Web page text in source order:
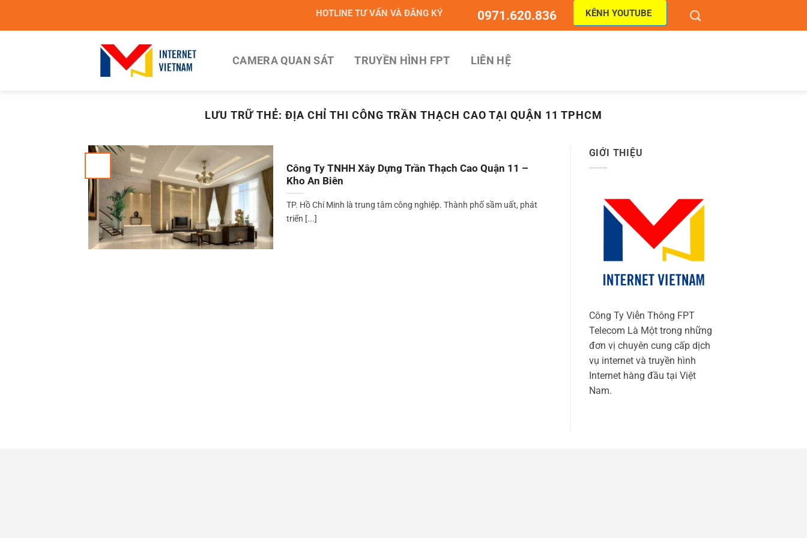
HOTLINE TƯ VẤN VÀ ĐĂNG KÝ 0971.620.836 KÊNH YOUTUBE
CAMERA QUAN SÁT TRUYỀN HÌNH FPT LIÊN HỆ
LƯU TRỮ THẺ: ĐỊA CHỈ THI CÔNG TRẦN THẠCH CAO TẠI QUẬN 11 TPHCM
Công Ty TNHH Xây Dựng Trần Thạch Cao Quận 11 –
Kho An Biên
TP. Hồ Chí Minh là trung tâm công nghiệp. Thành phố sầm uất, phát
triển [...]
GIỚI THIỆU
Công Ty Viễn Thông FPT
Telecom Là Một trong những
đơn vị chuyên cung cấp dịch
vụ internet và truyền hình
Internet hàng đầu tại Việt
Nam.